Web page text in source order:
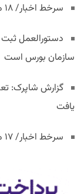
سرخط اخبار/ ۱۸ مرداد ۱۴۰۵
دستورالعمل ثبت
سازمان بورس است
یافت
سرخط اخبار/ ۱۷ مرداد ۱۴۰۵